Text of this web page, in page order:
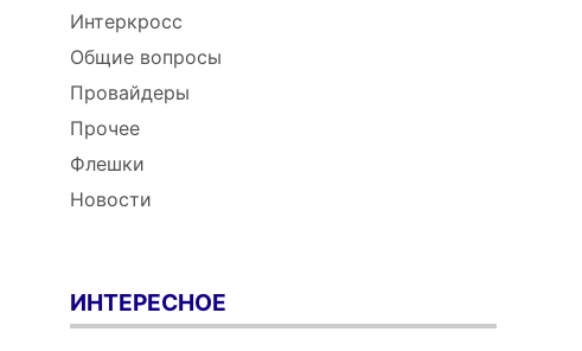
Интеркросс
Общие вопросы
Провайдеры
Прочее
Флешки
Новости
ИНТЕРЕСНОЕ